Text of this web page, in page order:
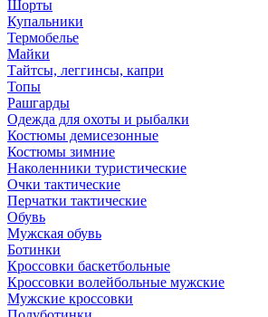
Шорты
Купальники
Термобелье
Майки
Тайтсы, леггинсы, капри
Топы
Рашгарды
Одежда для охоты и рыбалки
Костюмы демисезонные
Костюмы зимние
Наколенники туристические
Очки тактические
Перчатки тактические
Обувь
Мужская обувь
Ботинки
Кроссовки баскетбольные
Кроссовки волейбольные мужские
Мужские кроссовки